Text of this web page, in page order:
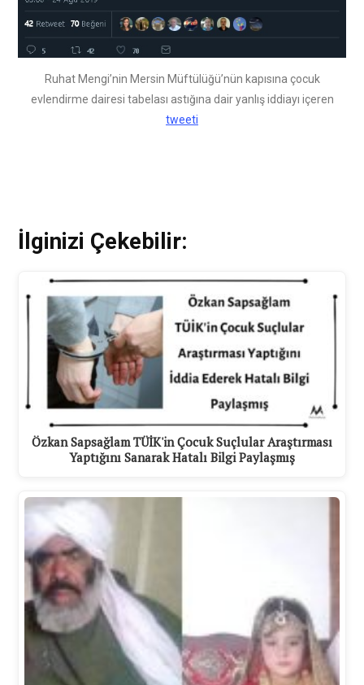
Ruhat Mengi’nin Mersin Müftülüğü’nün kapısına çocuk
evlendirme dairesi tabelası astığına dair yanlış iddiayı içeren
tweeti
İlginizi Çekebilir:
Özkan Sapsağlam TÜİK'in Çocuk Suçlular Araştırması
Yaptığını Sanarak Hatalı Bilgi Paylaşmış